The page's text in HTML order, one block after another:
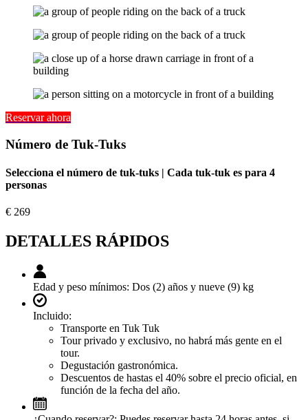
Reservar ahora
Número de Tuk-Tuks
Selecciona el número de tuk-tuks | Cada tuk-tuk es para 4
personas
€ 269
DETALLES RÁPIDOS
Edad y peso mínimos: Dos (2) años y nueve (9) kg
Incluido:
Transporte en Tuk Tuk
Tour privado y exclusivo, no habrá más gente en el
tour.
Degustación gastronómica.
Descuentos de hastas el 40% sobre el precio oficial, en
función de la fecha del año.